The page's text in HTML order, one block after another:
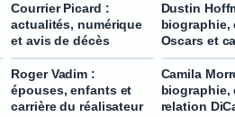
Courrier Picard :
actualités, numérique
et avis de décès
Dustin
biographie,
Oscars et
Roger Vadim :
épouses, enfants et
carrière du réalisateur
Camila
biographie,
relation